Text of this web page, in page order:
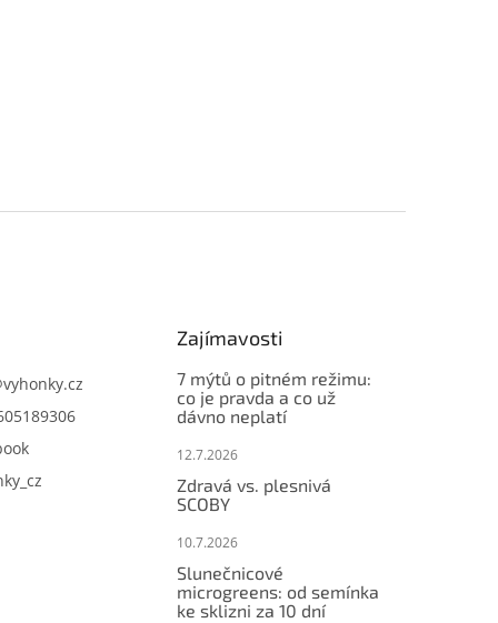
vyhonky.cz
Zajímavosti
7 mýtů o pitném režimu:
co je pravda a co už
dávno neplatí
12.7.2026
Zdravá vs. plesnivá
SCOBY
10.7.2026
Slunečnicové
microgreens: od semínka
ke sklizni za 10 dní